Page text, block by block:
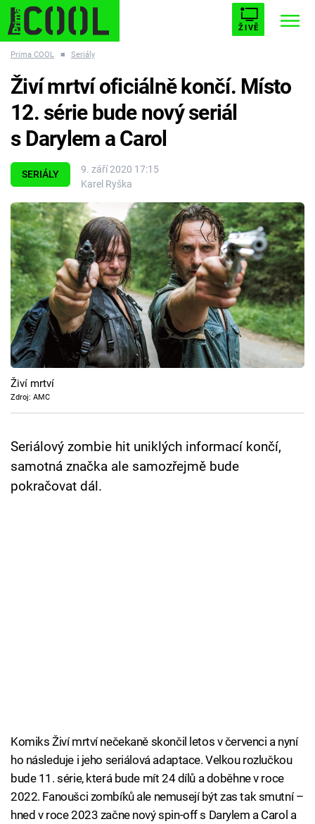
ŽIVĚ
ESCAPE PLNEJ KOTEL AVENGERS 5
Témata
Filmy
Seriály
Hry
Cool Esport
Pořady
TV Program
Přihlášení
Prima COOL ■ Seriály
SERIÁLY
9. září 2020 17:15
Karel Ryška
Živí mrtví oficiálně končí. Místo
12. série bude nový seriál
s Darylem a Carol
Živí mrtví
Zdroj: AMC
Seriálový zombie hit uniklých informací končí,
samotná značka ale samozřejmě bude
pokračovat dál.
Komiks Živí mrtví nečekaně skončil letos v červenci a nyní
ho následuje i jeho seriálová adaptace. Velkou rozlučkou
bude 11. série, která bude mít 24 dílů a doběhne v roce
2022. Fanoušci zombíků ale nemusejí být zas tak smutní –
hned v roce 2023 začne nový spin-off s Darylem a Carol a